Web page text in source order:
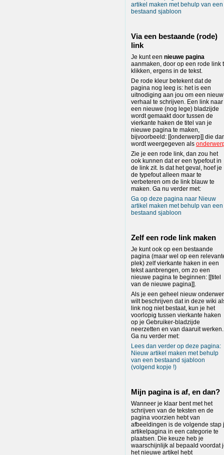
artikel maken met behulp van een
bestaand sjabloon
Via een bestaande (rode)
link
Je kunt een nieuwe pagina
aanmaken, door op een rode link
klikken, ergens in de tekst.
De rode kleur betekent dat de
pagina nog leeg is: het is een
uitnodiging aan jou om een nieuw
verhaal te schrijven. Een link naar
een nieuwe (nog lege) bladzijde
wordt gemaakt door tussen de
vierkante haken de titel van je
nieuwe pagina te maken,
bijvoorbeeld: [[onderwerp]] die
wordt weergegeven als
Zie je een rode link, dan zou het
ook kunnen dat er een typefout in
de link zit. Is dat het geval, hoef je
de typefout alleen maar te
verbeteren om de link blauw te
maken. Ga nu verder met:
Ga op deze pagina naar Nieuw
artikel maken met behulp van een
bestaand sjabloon
Zelf een rode link maken
Je kunt ook op een bestaande
pagina (maar wel op een
plek) zelf vierkante haken in een
tekst aanbrengen, om zo een
nieuwe pagina te beginnen: [[titel
van de nieuwe pagina]].
Als je een geheel nieuw
wilt beschrijven dat in deze wiki
link nog niet bestaat, kun je het
voorlopig tussen vierkante haken
op je Gebruiker-bladzijde
neerzetten en van daaruit werken.
Ga nu verder met:
Lees dan verder op deze pagina:
Nieuw artikel maken met behulp
van een bestaand sjabloon
(volgend kopje !)
Mijn pagina is af, en dan?
Wanneer je klaar bent met het
schrijven van de teksten en de
pagina voorzien hebt van
afbeeldingen is de volgende stap
artikelpagina in een categorie te
plaatsen. Die keuze heb je
waarschijnlijk al bepaald voordat
het nieuwe artikel hebt